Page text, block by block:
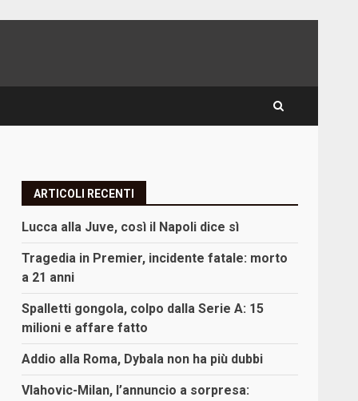
ARTICOLI RECENTI
Lucca alla Juve, così il Napoli dice sì
Tragedia in Premier, incidente fatale: morto
a 21 anni
Spalletti gongola, colpo dalla Serie A: 15
milioni e affare fatto
Addio alla Roma, Dybala non ha più dubbi
Vlahovic-Milan, l’annuncio a sorpresa: